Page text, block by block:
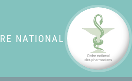
NATIONAL